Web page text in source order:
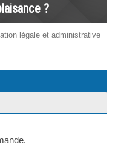
?
légale et administrative